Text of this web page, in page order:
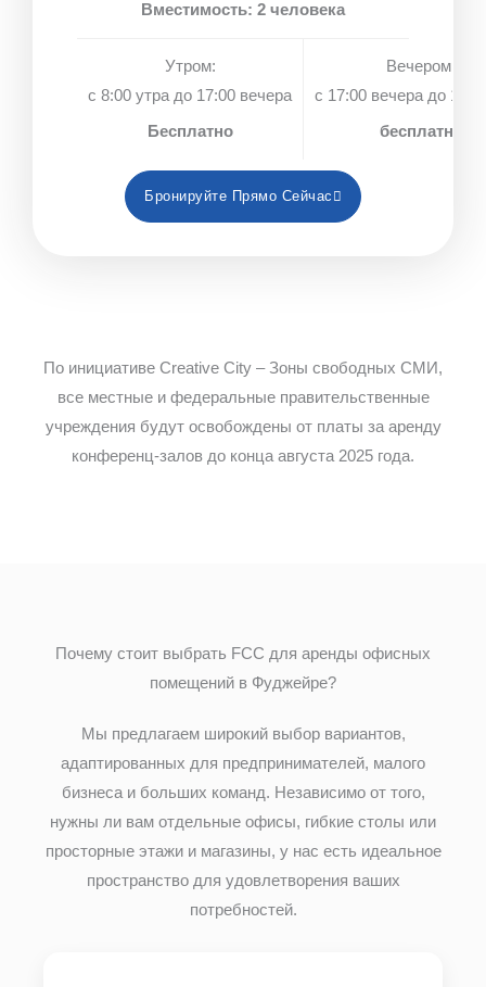
Вместимость: 2 человека
Утром:
с 8:00 утра до 17:00 вечера
Бесплатно
Вечером:
с 17:00 вечера до
бесплатно
Бронируйте Прямо Сейчас
По инициативе Creative City – Зоны свободных СМИ,
все местные и федеральные правительственные
учреждения будут освобождены от платы за аренду
конференц-залов до конца августа 2025 года.
Почему стоит выбрать FCC для аренды офисных
помещений в Фуджейре?
Мы предлагаем широкий выбор вариантов,
адаптированных для предпринимателей, малого
бизнеса и больших команд. Независимо от того,
нужны ли вам отдельные офисы, гибкие столы или
просторные этажи и магазины, у нас есть идеальное
пространство для удовлетворения ваших
потребностей.